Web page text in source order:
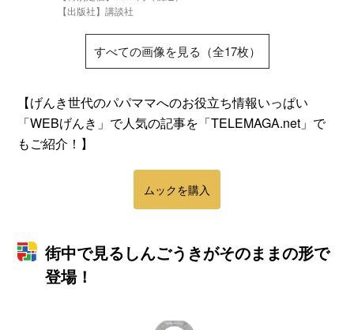
【出版社】講談社
すべての画像を見る（全17枚）
【げんき世代のパパママへのお役立ち情報いっぱい
「WEBげんき」で人気の記事を「TELEMAGA.net」で
もご紹介！】
ムックを購入
街中で見るしんごうきがそのままの形で
登場！